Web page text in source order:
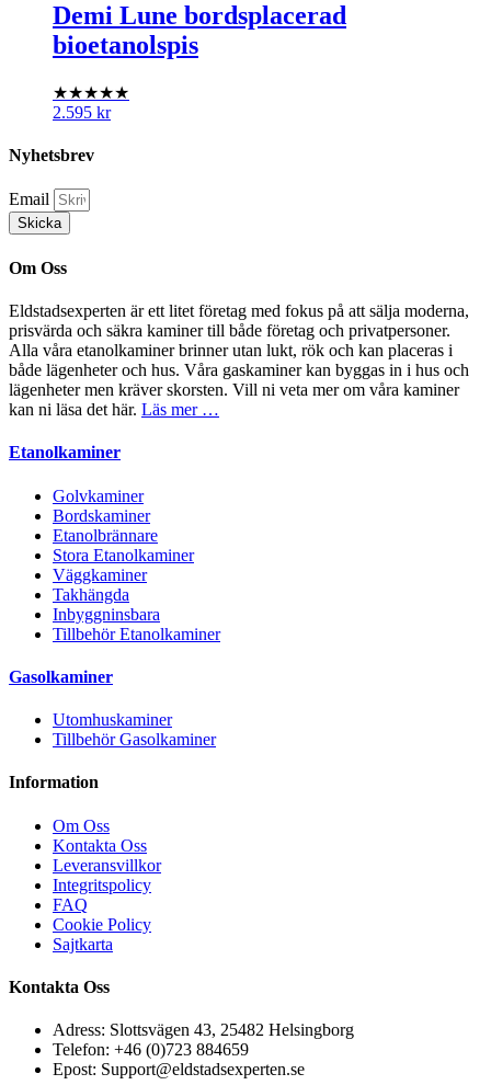
Demi Lune bordsplacerad
bioetanolspis
★★★★★
2.595 kr
Nyhetsbrev
Email
Skicka
Om Oss
Eldstadsexperten är ett litet företag med fokus på att sälja moderna,
prisvärda och säkra kaminer till både företag och privatpersoner.
Alla våra etanolkaminer brinner utan lukt, rök och kan placeras i
både lägenheter och hus. Våra gaskaminer kan byggas in i hus och
lägenheter men kräver skorsten. Vill ni veta mer om våra kaminer
kan ni läsa det här. Läs mer …
Etanolkaminer
Golvkaminer
Bordskaminer
Etanolbrännare
Stora Etanolkaminer
Väggkaminer
Takhängda
Inbyggninsbara
Tillbehör Etanolkaminer
Gasolkaminer
Utomhuskaminer
Tillbehör Gasolkaminer
Information
Om Oss
Kontakta Oss
Leveransvillkor
Integritspolicy
FAQ
Cookie Policy
Sajtkarta
Kontakta Oss
Adress: Slottsvägen 43, 25482 Helsingborg
Telefon: +46 (0)723 884659
Epost: Support@eldstadsexperten.se